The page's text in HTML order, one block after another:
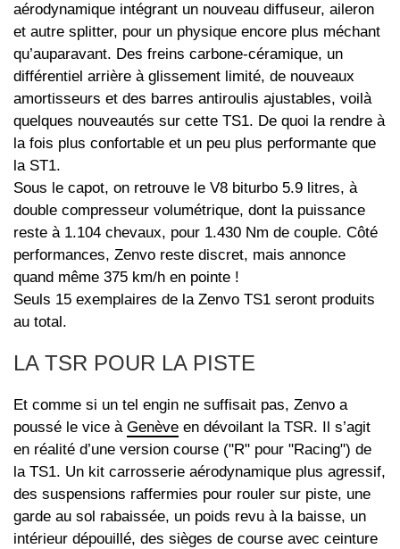
aérodynamique intégrant un nouveau diffuseur, aileron
et autre splitter, pour un physique encore plus méchant
qu’auparavant. Des freins carbone-céramique, un
différentiel arrière à glissement limité, de nouveaux
amortisseurs et des barres antiroulis ajustables, voilà
quelques nouveautés sur cette TS1. De quoi la rendre à
la fois plus confortable et un peu plus performante que
la ST1.
Sous le capot, on retrouve le V8 biturbo 5.9 litres, à
double compresseur volumétrique, dont la puissance
reste à 1.104 chevaux, pour 1.430 Nm de couple. Côté
performances, Zenvo reste discret, mais annonce
quand même 375 km/h en pointe !
Seuls 15 exemplaires de la Zenvo TS1 seront produits
au total.
LA TSR POUR LA PISTE
Et comme si un tel engin ne suffisait pas, Zenvo a
poussé le vice à Genève en dévoilant la TSR. Il s’agit
en réalité d’une version course ("R" pour "Racing") de
la TS1. Un kit carrosserie aérodynamique plus agressif,
des suspensions raffermies pour rouler sur piste, une
garde au sol rabaissée, un poids revu à la baisse, un
intérieur dépouillé, des sièges de course avec ceinture